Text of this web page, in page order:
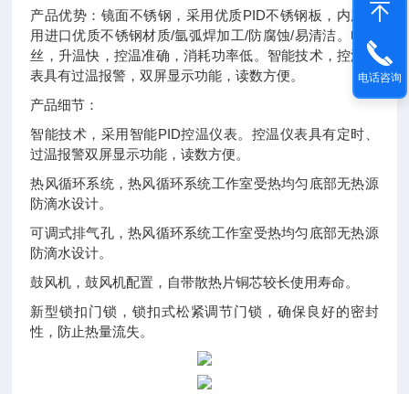
产品优势：镜面不锈钢，采用优质PID不锈钢板，内胆采
用进口优质不锈钢材质/氩弧焊加工/防腐蚀/易清洁。电热
丝，升温快，控温准确，消耗功率低。智能技术，控温仪
表具有过温报警，双屏显示功能，读数方便。
产品细节：
智能技术，采用智能PID控温仪表。控温仪表具有定时、
过温报警双屏显示功能，读数方便。
热风循环系统，热风循环系统工作室受热均匀底部无热源
防滴水设计。
可调式排气孔，热风循环系统工作室受热均匀底部无热源
防滴水设计。
鼓风机，鼓风机配置，自带散热片铜芯较长使用寿命。
新型锁扣门锁，锁扣式松紧调节门锁，确保良好的密封
性，防止热量流失。
电话咨询